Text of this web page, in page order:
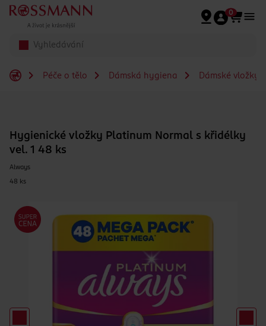
Přeskočit na hlavmní obsah
0
Péče o tělo Dámská hygiena Dámské vložky
Hygienické vložky Platinum Normal s křidélky
vel. 1 48 ks
Always
48 ks